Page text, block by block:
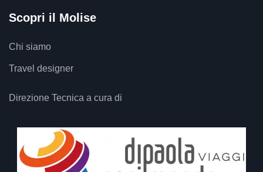
Scopri il Molise
Chi siamo
Travel designer
Direzione Tecnica a cura di